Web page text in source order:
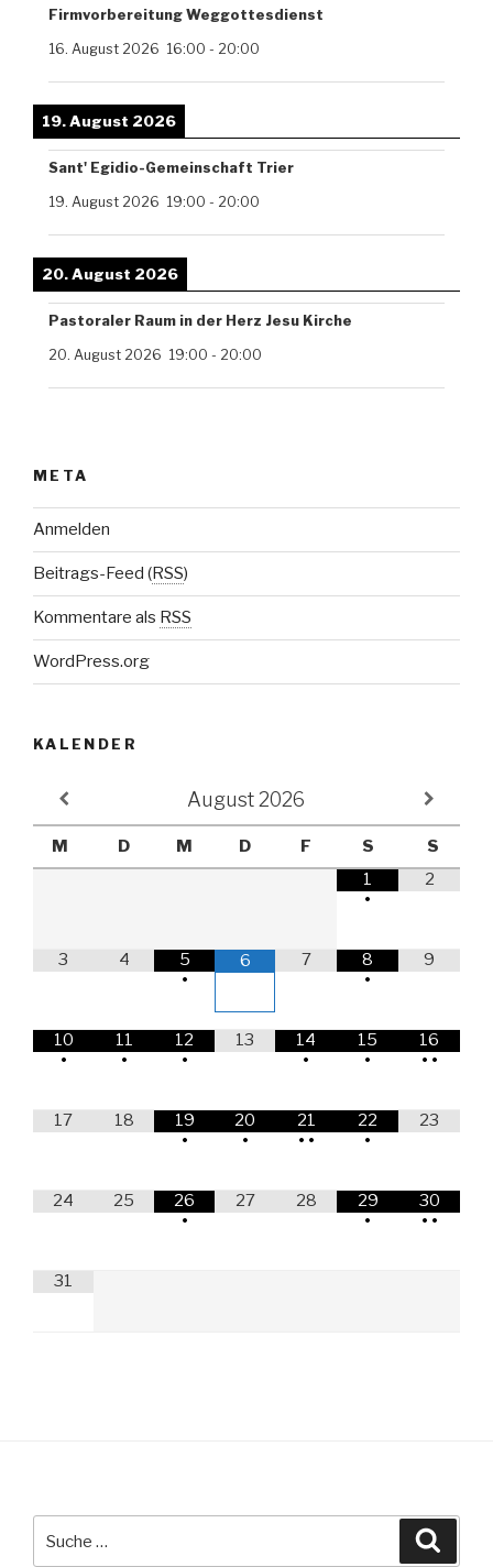
Firmvorbereitung Weggottesdienst
16. August 2026 16:00 - 20:00
19. August 2026
Sant' Egidio-Gemeinschaft Trier
19. August 2026 19:00 - 20:00
20. August 2026
Pastoraler Raum in der Herz Jesu Kirche
20. August 2026 19:00 - 20:00
META
Anmelden
Beitrags-Feed (RSS)
Kommentare als RSS
WordPress.org
KALENDER
August 2026
M D M D F S
S
1
•
2
3 4
5
•
6 7
8
•
9
10
•
11
•
12
•
13
14
•
15
•
16
• •
17 18
19
•
20
•
21
• •
22
•
23
24 25
26
•
27 28
29
•
30
• •
31